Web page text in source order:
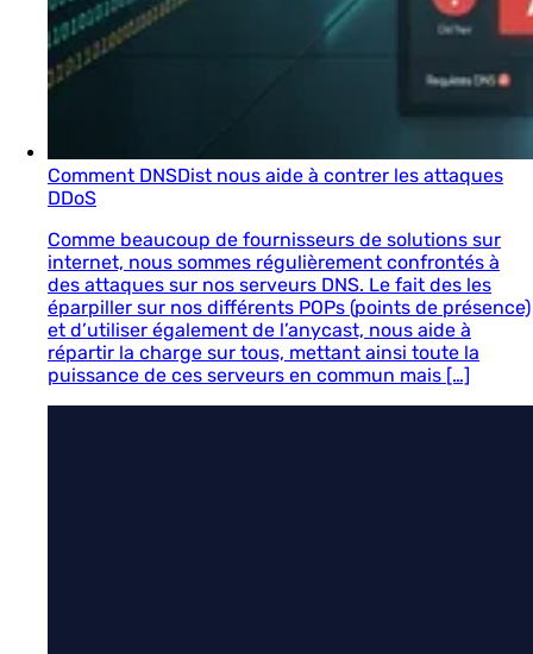
Comment DNSDist nous aide à contrer les attaques
DDoS
Comme beaucoup de fournisseurs de solutions sur
internet, nous sommes régulièrement confrontés à
des attaques sur nos serveurs DNS. Le fait des les
éparpiller sur nos différents POPs (points de présence)
et d’utiliser également de l’anycast, nous aide à
répartir la charge sur tous, mettant ainsi toute la
puissance de ces serveurs en commun mais […]